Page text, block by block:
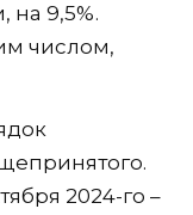
на 9,5%.
числом,
2024-го –